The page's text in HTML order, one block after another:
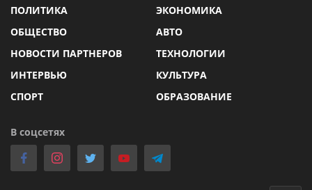
ПОЛИТИКА
ЭКОНОМИКА
ОБЩЕСТВО
АВТО
НОВОСТИ ПАРТНЕРОВ
ТЕХНОЛОГИИ
ИНТЕРВЬЮ
КУЛЬТУРА
СПОРТ
ОБРАЗОВАНИЕ
В соцсетях